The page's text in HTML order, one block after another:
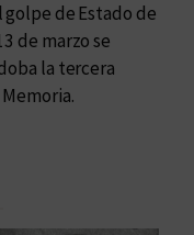
golpe de Estado de
de marzo se
la tercera